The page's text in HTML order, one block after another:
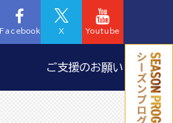
Facebook X Youtube
ご支援のお願い